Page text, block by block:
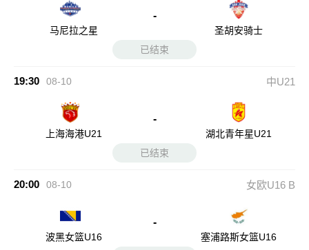
马尼拉之星
-
圣胡安骑士
已结束
19:30 08-10 中U21
上海海港U21
-
湖北青年星U21
已结束
20:00 08-10 女欧U16 B
波黑女篮U16
-
塞浦路斯女篮U16